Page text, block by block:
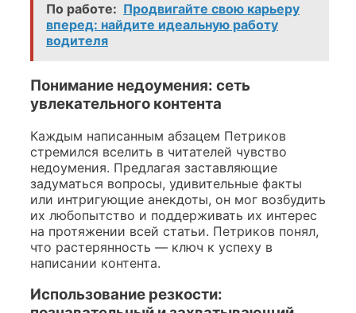
По работе: Продвигайте свою карьеру
вперед: найдите идеальную работу
водителя
Понимание недоумения: сеть
увлекательного контента
Каждым написанным абзацем Петриков
стремился вселить в читателей чувство
недоумения. Предлагая заставляющие
задуматься вопросы, удивительные факты
или интригующие анекдоты, он мог возбудить
их любопытство и поддерживать их интерес
на протяжении всей статьи. Петриков понял,
что растерянность — ключ к успеху в
написании контента.
Использование резкости: